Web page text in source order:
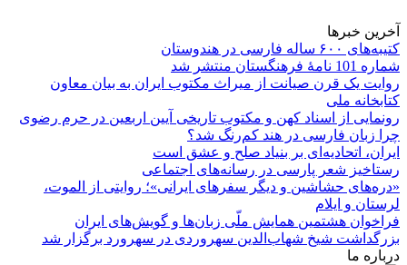
آخرین خبرها
کتیبه‌های ۶۰۰ ساله فارسی در هندوستان
شماره 101 نامۀ فرهنگستان منتشر شد
روایت یک قرن صیانت از میراث مکتوب ایران به بیان معاون
کتابخانه ملی
رونمایی از اسناد کهن و مکتوب تاریخی آیین اربعین در حرم رضوی
چرا زبان فارسی در هند کم‌رنگ شد؟
ایران، اتحادیه‌ای بر بنیاد صلح و عشق است
رستاخیز شعر پارسی در رسانه‌های اجتماعی
«دره‌های حشاشین و دیگر سفرهای ایرانی»؛ روایتی از الموت،
لرستان و ایلام
فراخوان هشتمین همایش ملّی زبان‌ها و گویش‌های ایران
بزرگداشت شیخ شهاب‌الدین سهروردی در سهرورد برگزار شد
درباره ما